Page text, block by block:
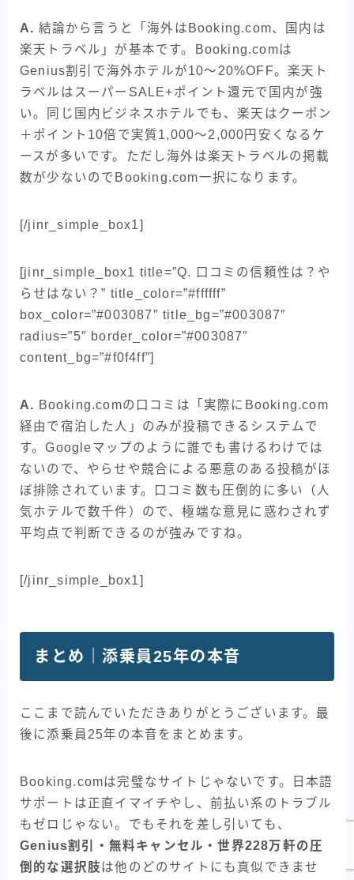
A. 結論から言うと「海外はBooking.com、国内は
楽天トラベル」が基本です。Booking.comは
Genius割引で海外ホテルが10〜20%OFF。楽天ト
ラベルはスーパーSALE+ポイント還元で国内が強
い。同じ国内ビジネスホテルでも、楽天はクーポン
＋ポイント10倍で実質1,000〜2,000円安くなるケ
ースが多いです。ただし海外は楽天トラベルの掲載
数が少ないのでBooking.com一択になります。
[/jinr_simple_box1]
[jinr_simple_box1 title=”Q. 口コミの信頼性は？や
らせはない？” title_color=”#ffffff”
box_color=”#003087″ title_bg=”#003087″
radius=”5″ border_color=”#003087″
content_bg=”#f0f4ff”]
A. Booking.comの口コミは「実際にBooking.com
経由で宿泊した人」のみが投稿できるシステムで
す。Googleマップのように誰でも書けるわけでは
ないので、やらせや競合による悪意のある投稿がほ
ぼ排除されています。口コミ数も圧倒的に多い（人
気ホテルで数千件）ので、極端な意見に惑わされず
平均点で判断できるのが強みですね。
[/jinr_simple_box1]
まとめ｜添乗員25年の本音
ここまで読んでいただきありがとうございます。最
後に添乗員25年の本音をまとめます。
Booking.comは完璧なサイトじゃないです。日本語
サポートは正直イマイチやし、前払い系のトラブル
もゼロじゃない。でもそれを差し引いても、
Genius割引・無料キャンセル・世界228万軒の圧
倒的な選択肢は他のどのサイトにも真似できませ